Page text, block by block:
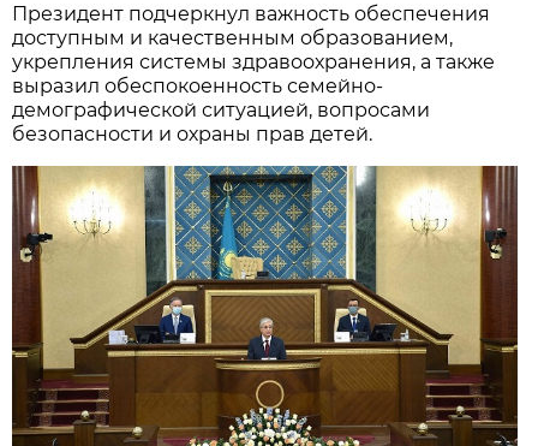
Президент подчеркнул важность обеспечения
доступным и качественным образованием,
укрепления системы здравоохранения, а также
выразил обеспокоенность семейно-
демографической ситуацией, вопросами
безопасности и охраны прав детей.